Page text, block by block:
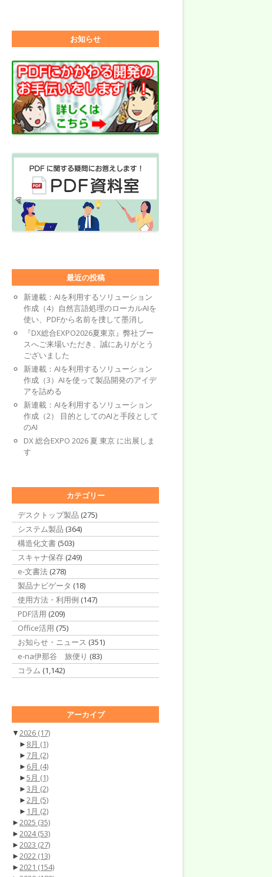
お知らせ
最近の投稿
新連載：AIを利用するソリューション
作成（4）自然言語処理のローカルAIを
使い、PDFから名前を捜して墨消し
『DX総合EXPO2026夏東京』弊社ブー
スへご来場いただき、誠にありがとう
ございました
新連載：AIを利用するソリューション
作成（3）AIを使って製品開発のアイデ
アを詰める
新連載：AIを利用するソリューション
作成（2） 目的としてのAIと手段として
のAI
DX 総合EXPO 2026 夏 東京 に出展しま
す
カテゴリー
デスクトップ製品 (275)
システム製品 (364)
構造化文書 (503)
スキャナ保存 (249)
e-文書法 (278)
製品ナビゲータ (18)
使用方法・利用例 (147)
PDF活用 (209)
Office活用 (75)
お知らせ・ニュース (351)
e-na伊那谷 旅便り (83)
コラム (1,142)
アーカイブ
▼2026 (17)
► 8月 (1)
► 7月 (2)
► 6月 (4)
►5月 (1)
►3月 (2)
►2月 (5)
► 1月 (2)
►2025 (35)
►2024(53)
►2023 (27)
►2022 (13)
►2021 (154)